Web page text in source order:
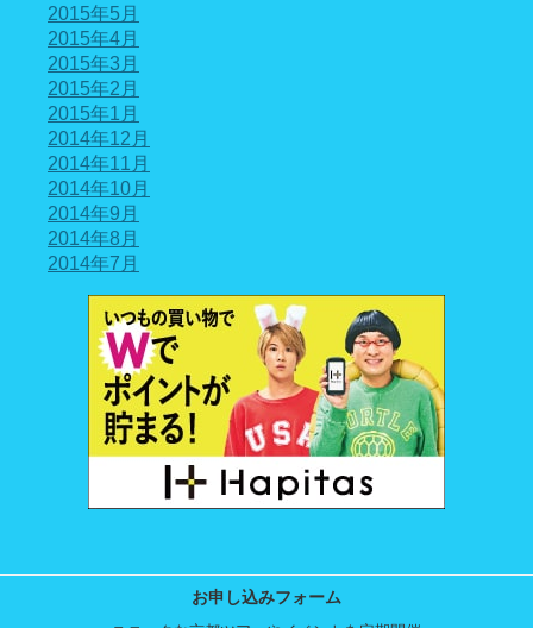
2015年5月
2015年4月
2015年3月
2015年2月
2015年1月
2014年12月
2014年11月
2014年10月
2014年9月
2014年8月
2014年7月
お申し込みフォーム